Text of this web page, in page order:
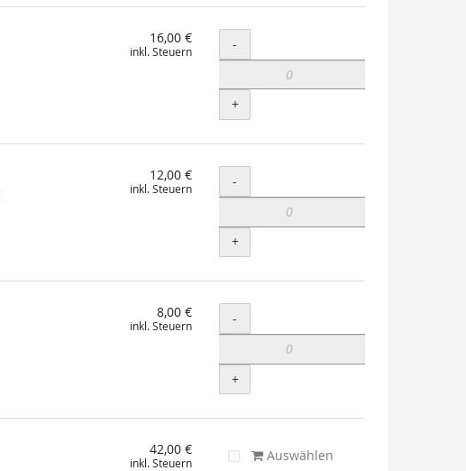
16,00 €
inkl. Steuern Menge
-
+
12,00 €
inkl. Steuern Menge
-
+
8,00 €
inkl. Steuern Menge
-
+
42,00 €
inkl. Steuern Auswählen